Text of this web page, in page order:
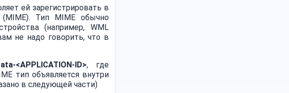
ей зарегистрировать в
Тип MIME обычно
(например, WML
не надо говорить, что в
<APPLICATION-ID>, где
тип объявляется внутри
в следующей части)